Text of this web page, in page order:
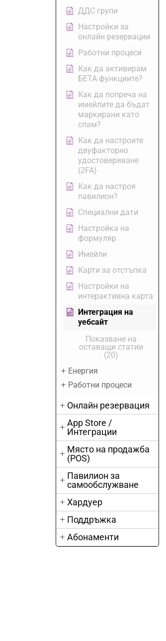
ДДС групи
Настройки за
онлайн резервации
Работни процеси
Как да активирам
БЕТА функциите?
Как да попреча на
имейлите да бъдат
маркирани като
спам?
Как да настроите
двуфакторно
удостоверяване
(2FA)
Как да настроя
павилион?
Специални дати
Настройка на
формуляр
Имейли
Карти за отстъпка
Настройки на
интерактивна карта
Интеграция на
уебсайт
Показване на
оставащи статии
(20)
Енергия
Работни процеси
Онлайн резервация
App Store /
Интеграции
Място на продажба
(POS)
Павилион за
самообслужване
Хардуер
Поддръжка
Абонаменти